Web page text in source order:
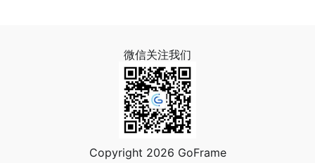
微信关注我们
Copyright 2026 GoFrame